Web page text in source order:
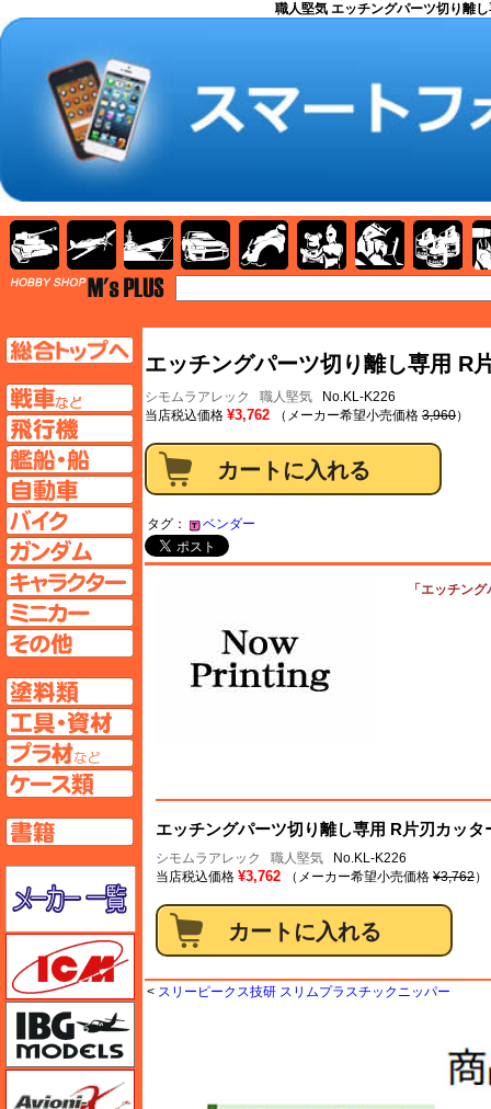
職人堅気 エッチングパーツ切り離
エッチングパーツ切り離し専用 R
シモムラアレック 職人堅気 No.KL-K226
当店税込価格 ¥3,762 （メーカー希望小売価格 3,960）
タグ： ベンダー
「エッチン
エッチングパーツ切り離し専用 R片刃カッ
シモムラアレック 職人堅気 No.KL-K226
当店税込価格 ¥3,762 （メーカー希望小売価格 ¥3,762）
< スリーピークス技研 スリムプラスチックニッパー
AFV
飛行機ページへ
艦船ページへ
自動車ページへ
バイクページへ
ガンダムページへ
その他ページへ
塗料ページへ
書籍ページへ
メーカー一覧のページはこちら
AFV 飛行機 艦船 自動車 バイク キャラクターガンダム 塗料